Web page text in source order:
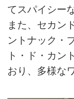
てスパイシー
また、セカン
ントナック・
ト・ド・カン
おり、多様な